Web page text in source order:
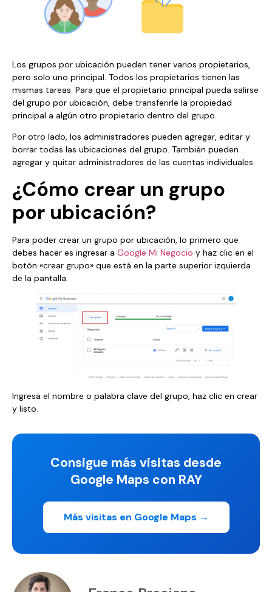
Los grupos por ubicación pueden tener varios propietarios,
pero solo uno principal. Todos los propietarios tienen las
mismas tareas. Para que el propietario principal pueda salirse
del grupo por ubicación, debe transferirle la propiedad
principal a algún otro propietario dentro del grupo.
Por otro lado, los administradores pueden agregar, editar y
borrar todas las ubicaciones del grupo. También pueden
agregar y quitar administradores de las cuentas individuales.
¿Cómo crear un grupo
por ubicación?
Para poder crear un grupo por ubicación, lo primero que
debes hacer es ingresar a Google Mi Negocio y haz clic en el
botón «crear grupo» que está en la parte superior izquierda
de la pantalla.
Ingresa el nombre o palabra clave del grupo, haz clic en crear
y listo.
Consigue más visitas desde
Google Maps con RAY
Más visitas en Google Maps →